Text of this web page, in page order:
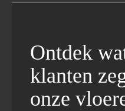
Ontdek
klanten
onze